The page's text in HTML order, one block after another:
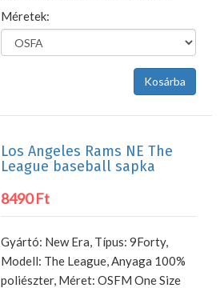
Méretek:
Los Angeles Rams NE The
League baseball sapka
8490 Ft
Gyártó: New Era, Típus: 9Forty,
Modell: The League, Anyaga 100%
poliészter, Méret: OSFM One Size